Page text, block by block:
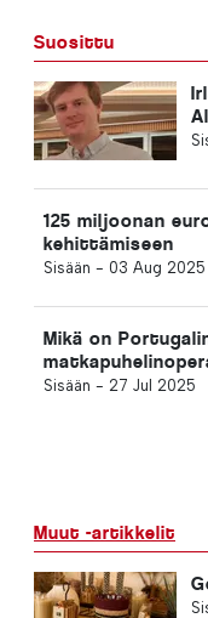
Suosittu
125 miljoonan
kehittämiseen
Sisään - 03 Aug 2025
Mikä on
Sisään - 27 Jul 2025
Muut -artikkelit